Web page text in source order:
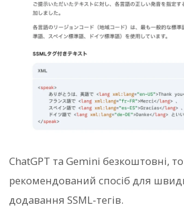
ChatGPT та Gemini безкоштовні,
рекомендований спосіб для
додавання SSML-тегів.